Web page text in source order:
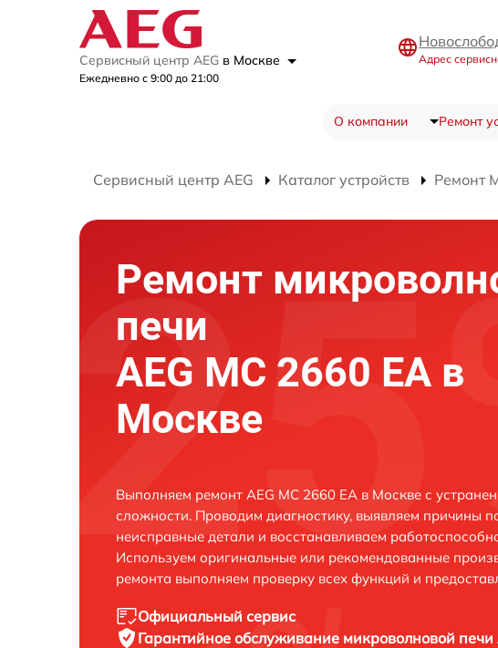
Сервисный центр AEG в Москве
Ежедневно с 9:00 до 21:00
Адрес
О компании Ремонт
Сервисный центр AEG Каталог устройств Ремонт
Ремонт
печи
AEG MC 2660 EA в
Москве
Выполняем ремонт AEG MC 2660 EA в Москве с
сложности. Проводим диагностику, выявляем причины
неисправные детали и восстанавливаем
Используем оригинальные или рекомендованные
ремонта выполняем проверку всех функций и
Официальный сервис
Гарантийное обслуживание микроволновой печи